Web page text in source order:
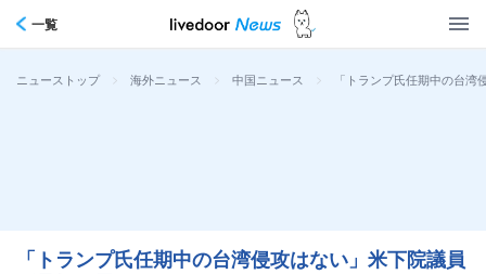
一覧
ニューストップ > 海外ニュース > 中国ニュース > 「トランプ氏任期中の台
「トランプ氏任期中の台湾侵攻はない」米下院議員